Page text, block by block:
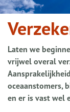
Laten we
vrijwel overal
oceaanstomers,
en er is vast wel